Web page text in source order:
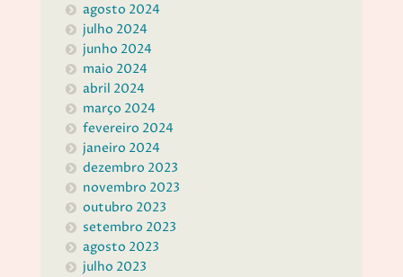
agosto 2024
julho 2024
junho 2024
maio 2024
abril 2024
março 2024
fevereiro 2024
janeiro 2024
dezembro 2023
novembro 2023
outubro 2023
setembro 2023
agosto 2023
julho 2023